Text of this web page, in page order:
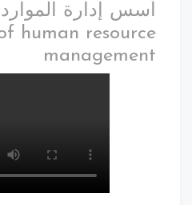
أسس إدارة الموارد
human resource
management